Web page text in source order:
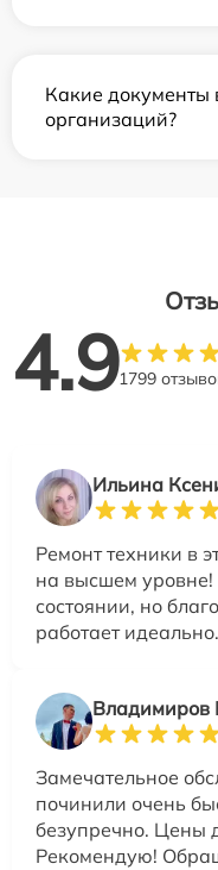
Какие документы
организаций?
4.91799
Ильина
Ремонт техники в
на высшем
состоянии, но
работает идеально.
Владимиров
Замечательное
починили очень
безупречно. Цены
Рекомендую!